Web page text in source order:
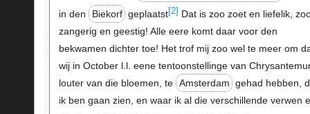
in den
Biekorf geplaatst[2] Dat is zoo zoet en liefelik,
zangerig en geestig! Alle eere komt daar voor den
bekwamen dichter toe! Het trof mij zoo wel te meer om
wij in October l.l. eene tentoonstellinge van
louter van die bloemen, te Amsterdam gehad hebben,
ik ben gaan zien, en waar ik al die verschillende verwen